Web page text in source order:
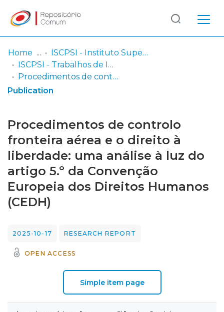
Communities
& Collections
Statistics
Log
In
(current)
Home
ISCPSI - Instituto Superior de Ciências Policiais e Segurança Interna
ISCPSI - Trabalhos de Investigação Final - Curso de Comando e Direção Policial (CCDP)
Procedimentos de controlo fronteira aérea e o direito à liberdade: uma análise à luz do artigo 5.º da Convenção Europeia dos Direitos Humanos (CEDH)
Publication
Procedimentos de controlo
fronteira aérea e o direito à
liberdade: uma análise à luz do
artigo 5.º da Convenção
Europeia dos Direitos Humanos
(CEDH)
2025-10-17 RESEARCH REPORT
OPEN ACCESS
Simple item page